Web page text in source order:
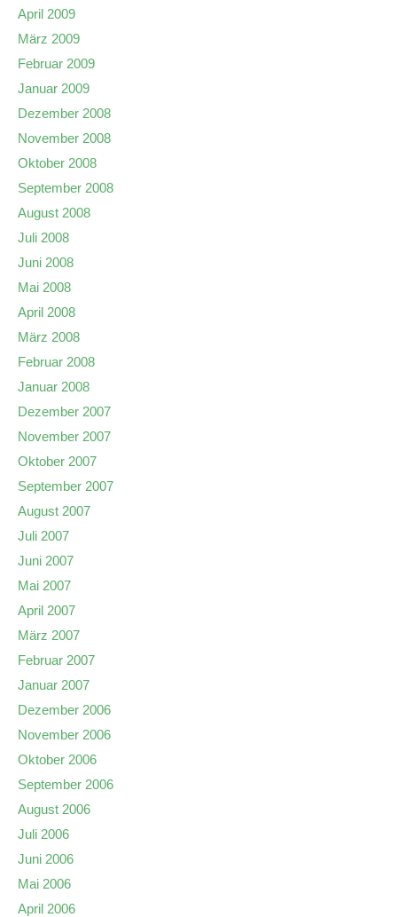
April 2009
März 2009
Februar 2009
Januar 2009
Dezember 2008
November 2008
Oktober 2008
September 2008
August 2008
Juli 2008
Juni 2008
Mai 2008
April 2008
März 2008
Februar 2008
Januar 2008
Dezember 2007
November 2007
Oktober 2007
September 2007
August 2007
Juli 2007
Juni 2007
Mai 2007
April 2007
März 2007
Februar 2007
Januar 2007
Dezember 2006
November 2006
Oktober 2006
September 2006
August 2006
Juli 2006
Juni 2006
Mai 2006
April 2006